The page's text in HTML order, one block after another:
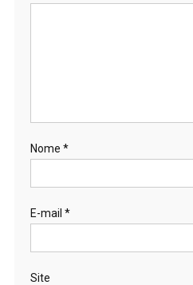
Nome *
E-mail *
Site